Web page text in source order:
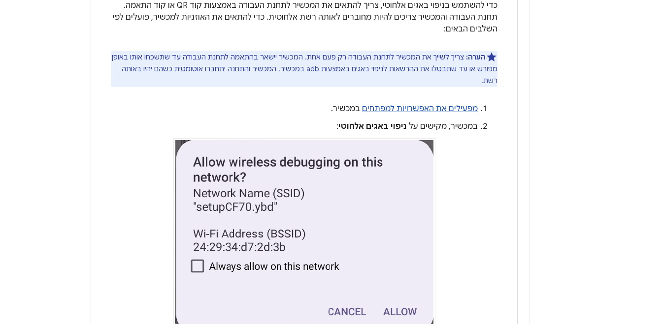
כדי להשתמש בניפוי באגים אלחוטי, צריך להתאים את המכשיר לתחנת העבודה באמצעות קוד QR או קוד התאמה.
תחנת העבודה והמכשיר צריכים להיות מחוברים לאותה רשת אלחוטית. כדי להתאים את האוזניות למכשיר, פועלים לפי
השלבים הבאים:
הערה: צריך לשייך את המכשיר לתחנת העבודה רק פעם אחת. המכשיר יישאר בהתאמה לתחנת העבודה עד שתשכחו אותו באופן
מפורש או עד שתבטלו את ההרשאות לניפוי באגים באמצעות adb במכשיר. המכשיר והתחנה יתחברו אוטומטית כשהם יהיו באותה
רשת.
מפעילים את האפשרויות למפתחים במכשיר.
במכשיר, מקישים על ניפוי באגים אלחוטי: